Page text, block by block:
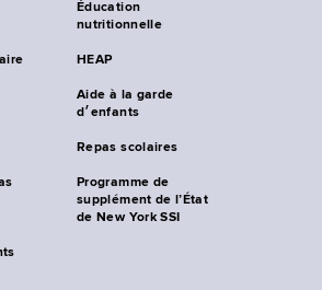
Éducation
nutritionnelle
HEAP
Aide à la garde
d׳enfants
Repas scolaires
Programme de
supplément de l’État
de New York SSI